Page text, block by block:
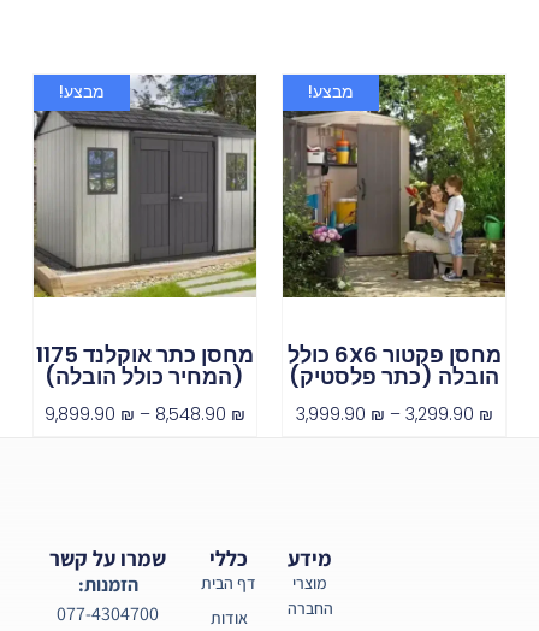
מבצע!
מחסן פקטור 6X6 כולל
הובלה (כתר פלסטיק)
3,299.90 ₪
–
3,999.90 ₪
מבצע!
מחסן כתר אוקלנד 1175
(המחיר כולל הובלה)
8,548.90 ₪
–
9,899.90 ₪
כללי
דף הבית
אודות
מידע
מוצרי
החברה
שמרו על קשר
הזמנות:
077-4304700